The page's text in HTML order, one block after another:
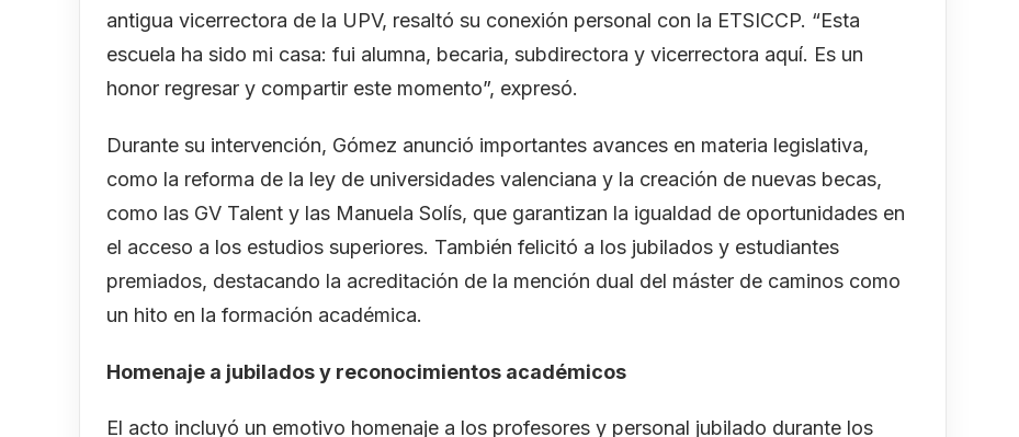
antigua vicerrectora de la UPV, resaltó su conexión personal con la ETSICCP. “Esta
escuela ha sido mi casa: fui alumna, becaria, subdirectora y vicerrectora aquí. Es un
honor regresar y compartir este momento”, expresó.
Durante su intervención, Gómez anunció importantes avances en materia legislativa,
como la reforma de la ley de universidades valenciana y la creación de nuevas becas,
como las GV Talent y las Manuela Solís, que garantizan la igualdad de oportunidades en
el acceso a los estudios superiores. También felicitó a los jubilados y estudiantes
premiados, destacando la acreditación de la mención dual del máster de caminos como
un hito en la formación académica.
Homenaje a jubilados y reconocimientos académicos
El acto incluyó un emotivo homenaje a los profesores y personal jubilado durante los